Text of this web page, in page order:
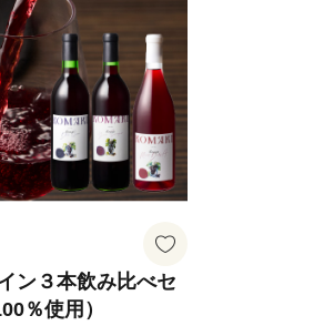
ン３本飲み比べセ
％使用）